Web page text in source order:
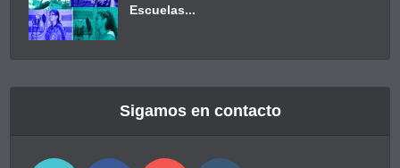
Escuelas...
Sigamos en contacto